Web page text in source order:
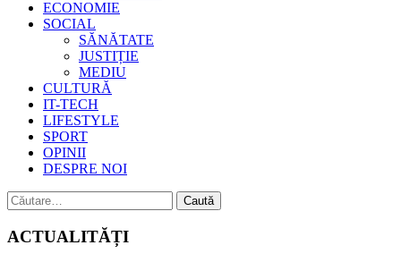
ECONOMIE
SOCIAL
SĂNĂTATE
JUSTIȚIE
MEDIU
CULTURĂ
IT-TECH
LIFESTYLE
SPORT
OPINII
DESPRE NOI
Caută
după:
ACTUALITĂȚI